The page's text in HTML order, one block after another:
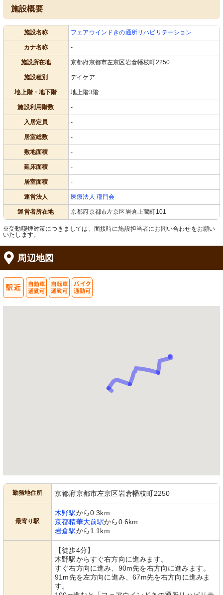
施設概要
施設名称 フェアウインドきの通所リハビリテーション
カナ名称 -
施設所在地 京都府京都市左京区岩倉幡枝町2250
施設種別 デイケア
地上階・地下階 地上階3階
施設利用階数 -
入居定員 -
居室総数 -
敷地面積 -
延床面積 -
居室面積 -
運営法人 医療法人 稲門会
運営者所在地 京都府京都市左京区岩倉上蔵町101
※受動喫煙対策につきましては、面接時に施設担当者にお問い合わせをお願い
いたします。
周辺地図
勤務地住所 京都府京都市左京区岩倉幡枝町2250
最寄り駅
木野駅から0.3km
京都精華大前駅から0.6km
岩倉駅から1.1km
【徒歩4分】
木野駅からすぐ右方向に進みます。
すぐ右方向に進み、90m先を右方向に進みます。
91m先を左方向に進み、67m先を右方向に進みま
す。